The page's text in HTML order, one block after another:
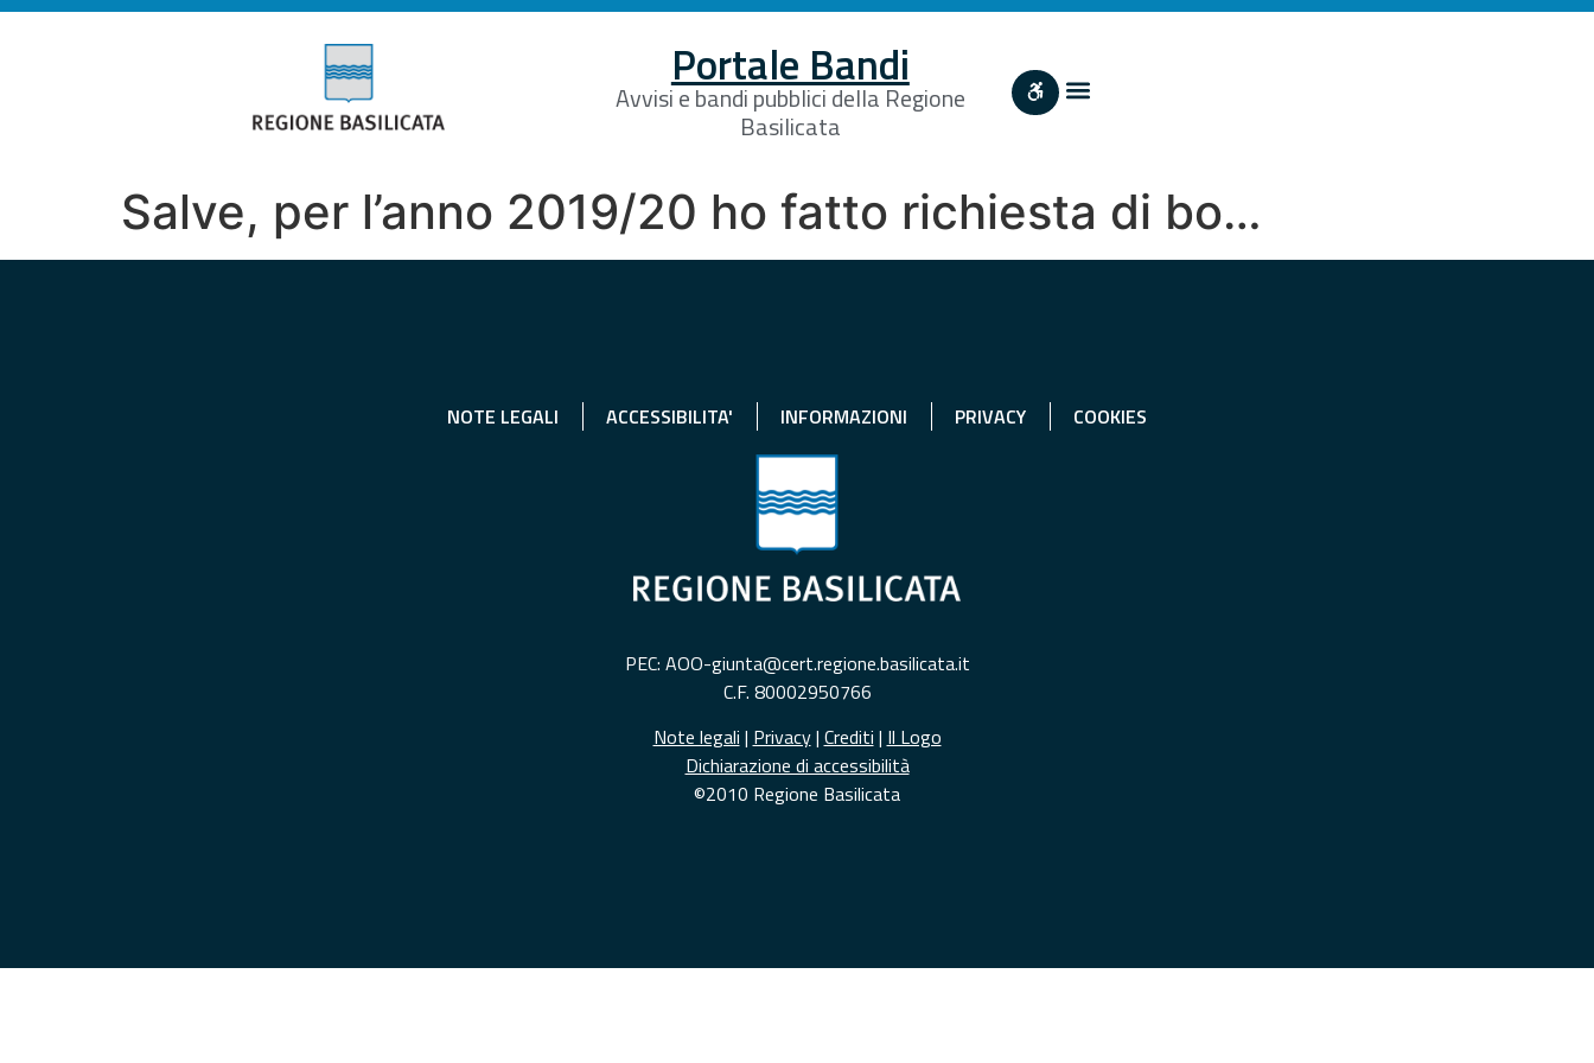
Portale Bandi
Avvisi e bandi pubblici della Regione
Basilicata
Salve, per l’anno 2019/20 ho fatto richiesta di bo…
NOTE LEGALI ACCESSIBILITA' INFORMAZIONI PRIVACY COOKIES
PEC: AOO-giunta@cert.regione.basilicata.it
C.F. 80002950766
Note legali | Privacy| Crediti | Il Logo
Dichiarazione di accessibilità
©2010 Regione Basilicata